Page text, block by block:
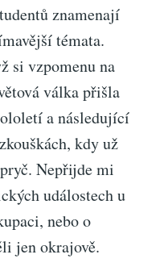
znamenají
témata.
si vzpomenu na
válka přišla
a následující
kdy už
Nepřijde mi
událostech u
nebo o
jen okrajově.